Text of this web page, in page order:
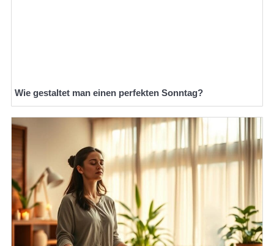
Wie gestaltet man einen perfekten Sonntag?